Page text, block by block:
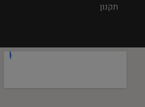
תקנון